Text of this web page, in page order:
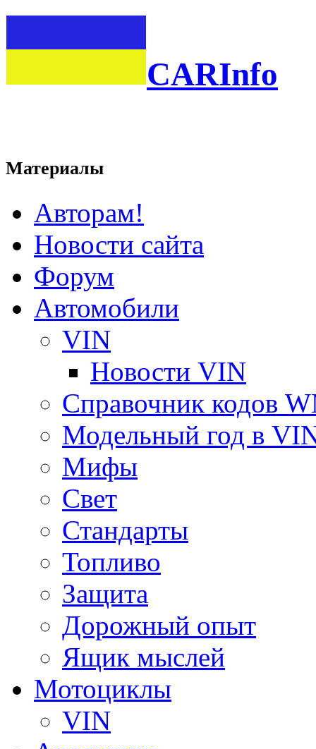
CARInfo
Материалы
Авторам!
Новости сайта
Форум
Автомобили
VIN
Новости VIN
Справочник кодов
Модельный год в
Мифы
Свет
Стандарты
Топливо
Защита
Дорожный опыт
Ящик мыслей
Мотоциклы
VIN